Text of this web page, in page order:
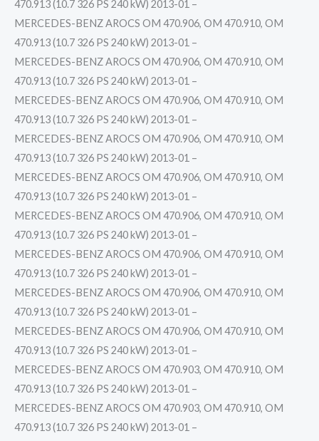
470.913 (10.7 326 PS 240 kW) 2013-01 –
MERCEDES-BENZ AROCS OM 470.906, OM 470.910, OM
470.913 (10.7 326 PS 240 kW) 2013-01 –
MERCEDES-BENZ AROCS OM 470.906, OM 470.910, OM
470.913 (10.7 326 PS 240 kW) 2013-01 –
MERCEDES-BENZ AROCS OM 470.906, OM 470.910, OM
470.913 (10.7 326 PS 240 kW) 2013-01 –
MERCEDES-BENZ AROCS OM 470.906, OM 470.910, OM
470.913 (10.7 326 PS 240 kW) 2013-01 –
MERCEDES-BENZ AROCS OM 470.906, OM 470.910, OM
470.913 (10.7 326 PS 240 kW) 2013-01 –
MERCEDES-BENZ AROCS OM 470.906, OM 470.910, OM
470.913 (10.7 326 PS 240 kW) 2013-01 –
MERCEDES-BENZ AROCS OM 470.906, OM 470.910, OM
470.913 (10.7 326 PS 240 kW) 2013-01 –
MERCEDES-BENZ AROCS OM 470.906, OM 470.910, OM
470.913 (10.7 326 PS 240 kW) 2013-01 –
MERCEDES-BENZ AROCS OM 470.906, OM 470.910, OM
470.913 (10.7 326 PS 240 kW) 2013-01 –
MERCEDES-BENZ AROCS OM 470.903, OM 470.910, OM
470.913 (10.7 326 PS 240 kW) 2013-01 –
MERCEDES-BENZ AROCS OM 470.903, OM 470.910, OM
470.913 (10.7 326 PS 240 kW) 2013-01 –